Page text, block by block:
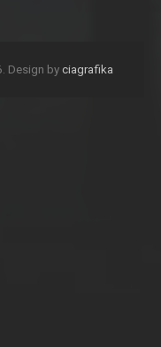
Design byciagrafika